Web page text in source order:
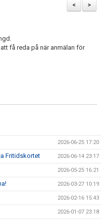
>
<
få reda på när anmälan för
2026-06-25 17:20
Fritidskortet 2026-06-14 23:17
2026-05-25 16:21
2026-03-27 10:19
2026-02-16 15:43
2026-01-07 23:18